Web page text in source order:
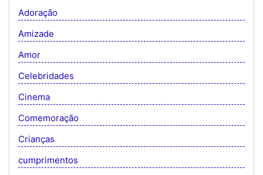
Adoração
Amizade
Amor
Celebridades
Cinema
Comemoração
Crianças
cumprimentos